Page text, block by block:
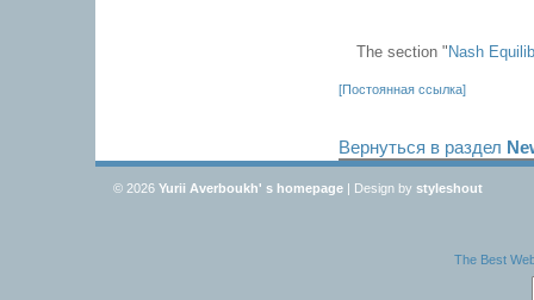
The section " Nash
[Постоянная ссылка]
Вернуться в раздел
© 2026 Yurii Averboukh' s homepage | Design by styleshout
The Best